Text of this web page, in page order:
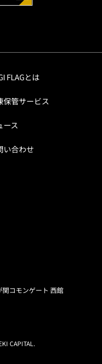
FLAGとは
保管サービス
ース
い合わせ
コモンゲート 西館
CAPITAL.